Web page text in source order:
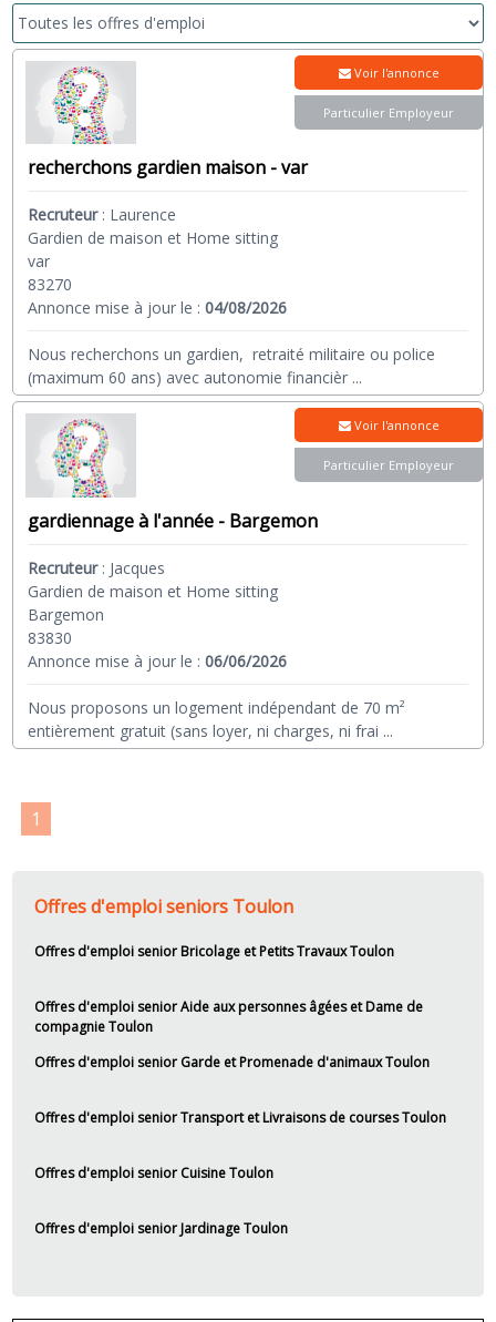
recherchons gardien maison - var
Recruteur: Laurence
Gardien de maison et Home sitting
var
83270
Annonce mise à jour le :04/08/2026
Nous recherchons un gardien, retraité militaire ou police
(maximum 60 ans) avec autonomie financièr ...
Voir l'annonce
Particulier Employeur
gardiennage à l'année - Bargemon
Recruteur: Jacques
Gardien de maison et Home sitting
Bargemon
83830
Annonce mise à jour le :06/06/2026
Nous proposons un logement indépendant de 70 m²
entièrement gratuit (sans loyer, ni charges, ni frai ...
Voir l'annonce
Particulier Employeur
1
Offres d'emploi seniors Toulon
Offres d'emploi senior Bricolage et Petits Travaux Toulon
Offres d'emploi senior Aide aux personnes âgées et Dame de
compagnie Toulon
Offres d'emploi senior Garde et Promenade d'animaux Toulon
Offres d'emploi senior Transport et Livraisons de courses Toulon
Offres d'emploi senior Cuisine Toulon
Offres d'emploi senior Jardinage Toulon